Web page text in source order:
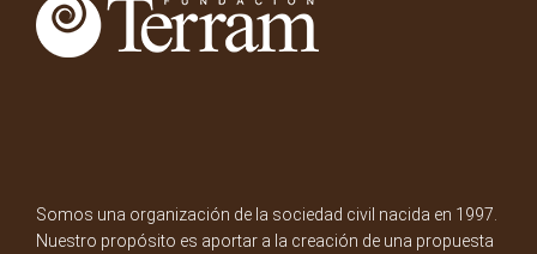
Somos una organización de la sociedad civil nacida en 1997.
Nuestro propósito es aportar a la creación de una propuesta